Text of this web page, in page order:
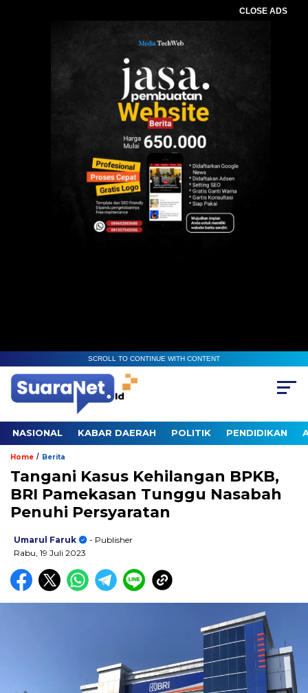
CLOSE ADS
SCROLL TO CONTINUE WITH CONTENT
NASIONAL KABAR DAERAH POLITIK PENDIDIKAN
Home / Berita
Tangani Kasus Kehilangan BPKB,
BRI Pamekasan Tunggu Nasabah
Penuhi Persyaratan
Umarul Faruk
- Publisher
Rabu, 19 Juli 2023